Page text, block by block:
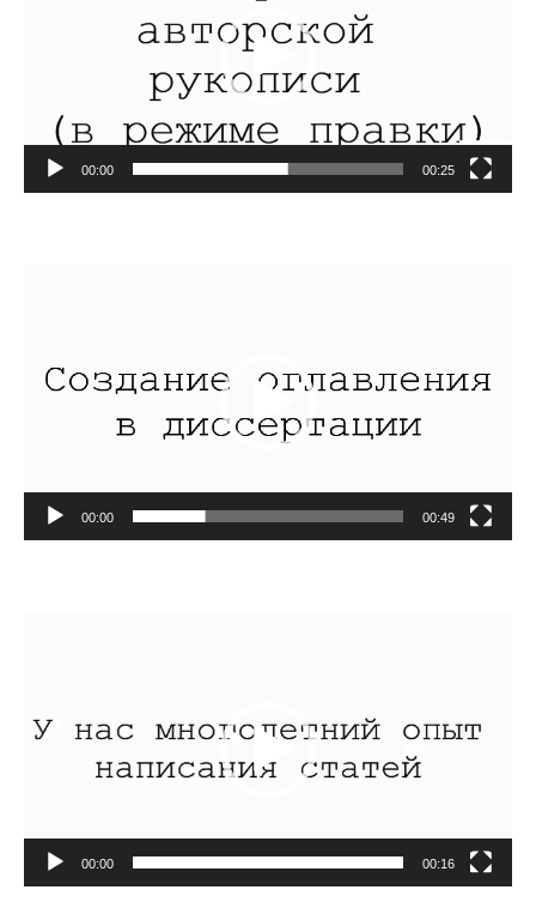
00:00 00:25
00:00 00:49
00:00 00:16